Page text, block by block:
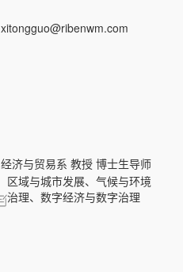
xitongguo@ribenwm.com
经济与贸易系 教授 博士生导师
区域与城市发展、气候与环境
治理、数字经济与数字治理